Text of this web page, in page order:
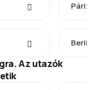
Berlin
Az utazók